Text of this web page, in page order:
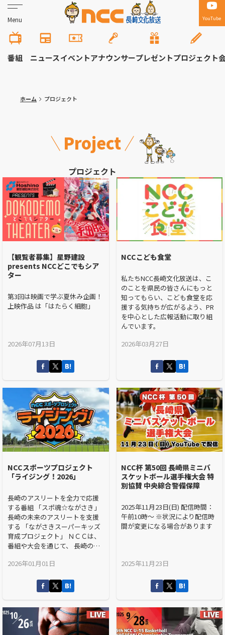
Menu YouTube
番組 ニュースイベントアナウンサープレゼントプロジェクト
ホーム プロジェクト
Project
プロジェクト
【観覧者募集】星野建設
presents NCCどこでもシア
ター
第3回は映画で学ぶ夏休み企画！
上映作品 は「はたらく細胞」
2026年07月13日
NCCこども食堂
私たちNCC長崎文化放送は、こ
のことを県民の皆さんにもっと
知ってもらい、こども食堂を応
援する気持ちが広がるよう、PR
を中心とした広報活動に取り組
んでいます。
2026年03月27日
NCCスポーツプロジェクト
「ライジング！2026」
長崎のアスリートを全力で応援
する番組 「スポ魂☆ながさき」
長崎の未来のアスリートを支援
する 「ながさきスーパーキッズ
育成プロジェクト」 ＮＣＣは、
番組や大会を通じて、 長崎のア
た。 そして、２０２４年 ＮＣＣ
る。 長崎を、そしてスポーツ
を、さらに熱くします！
2026年01月01日
NCC杯 第50回 長崎県ミニバ
スケットボール選手権大会 特
別協賛 中央綜合警備保障
2025年11月23日(日) 配信時間：
午前10時～ ※状況により配信時
間が変更になる場合があります
2025年11月23日